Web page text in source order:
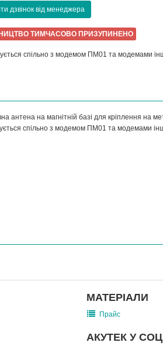
дзвінок від менеджера
ТИМЧАСОВО ПРИЗУПИНЕНО
спільно з модемом ПМ01 та модемами
антена на магнітній базі для кріплення
спільно з модемом ПМ01 та модемами
МАТЕРІАЛИ
Прайс
АКУТЕК У